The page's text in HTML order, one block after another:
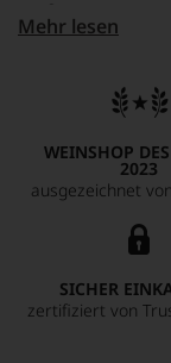
der es schafft, all
auch jetzt ein
der darüber
zeigt. Trotz aller
Geben Sie dem
vor dem Genuss
Mehr lesen
WEINSHOP
2023
ausgezeichnet
SICHER
zertifiziert von